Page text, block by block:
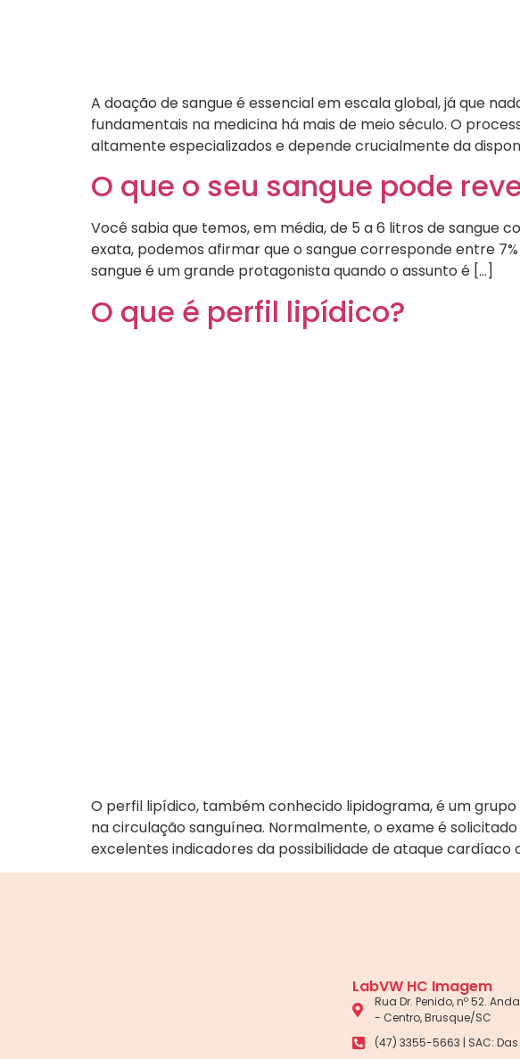
A doação de sangue é essencial em escala global, já que
fundamentais na medicina há mais de meio século. O
altamente especializados e depende crucialmente da
O que o seu sangue pode
Você sabia que temos, em média, de 5 a 6 litros de sangue
exata, podemos afirmar que o sangue corresponde entre
sangue é um grande protagonista quando o assunto é […]
O que é perfil lipídico?
O perfil lipídico, também conhecido lipidograma, é um
na circulação sanguínea. Normalmente, o exame é
excelentes indicadores da possibilidade de ataque cardíaco
LabVW HC Imagem
Rua Dr. Penido, nº 52.
- Centro, Brusque/SC
(47) 3355-5663 | SAC: Das